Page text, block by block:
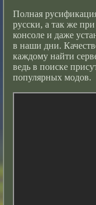
Полная
русски, а так же
консоле и даже
в наши дни.
каждому найти
ведь в поиске
популярных модов.